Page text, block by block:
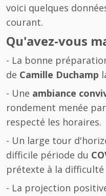
voici quelques
courant.
Qu'avez-vous
- La bonne
de Camille Duchamp
- Une ambiance
rondement menée
respecté les horaires.
- Un large tour
difficile période du
prétexte à la
- La projection